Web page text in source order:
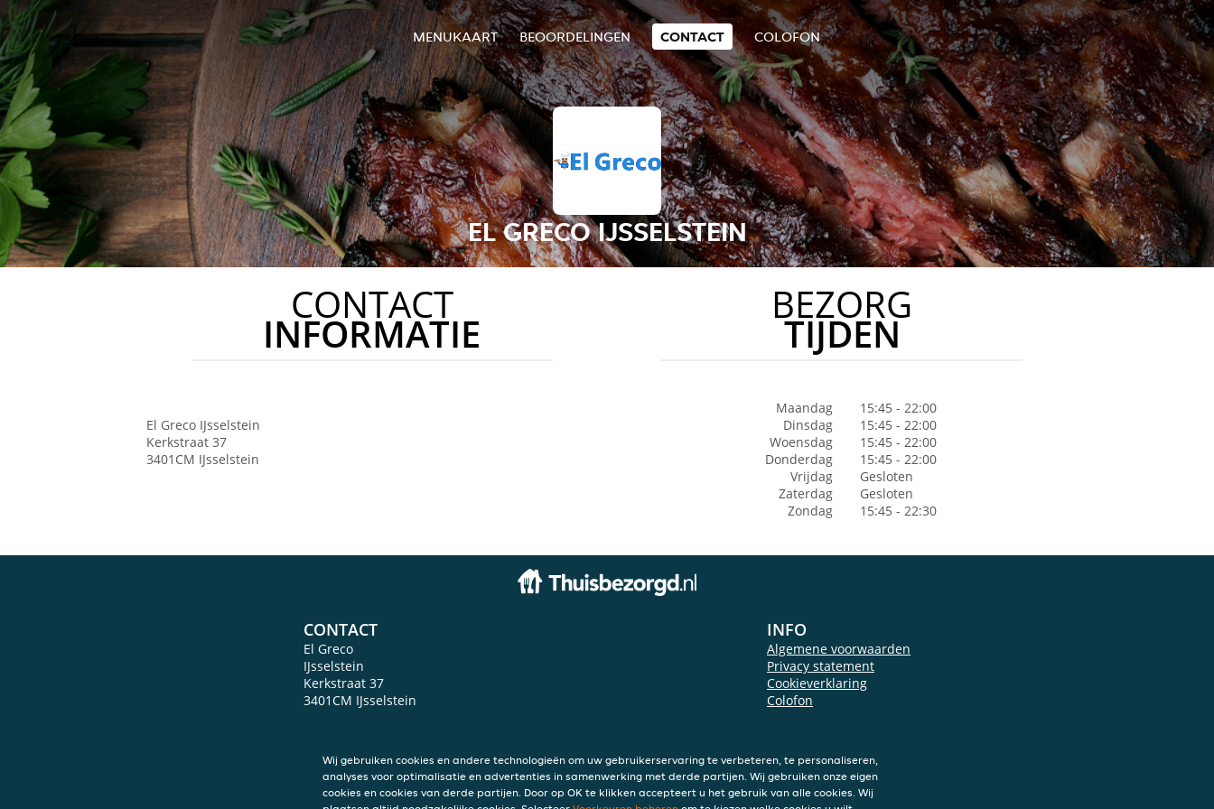
MENUKAART BEOORDELINGEN CONTACT COLOFON
EL GRECO IJSSELSTEIN
CONTACT
INFORMATIE
El Greco IJsselstein
Kerkstraat 37
3401CM IJsselstein
BEZORG
TIJDEN
Maandag
15:45 - 22:00
Dinsdag
15:45 - 22:00
Woensdag
15:45 - 22:00
Donderdag
15:45 - 22:00
Vrijdag
Gesloten
Zaterdag
Gesloten
Zondag
15:45 - 22:30
CONTACT
El Greco
IJsselstein
Kerkstraat 37
3401CM IJsselstein
INFO
Algemene voorwaarden
Privacy statement
Cookieverklaring
Colofon
Wij gebruiken cookies en andere technologieën om uw gebruikerservaring te verbeteren, te personaliseren,
analyses voor optimalisatie en advertenties in samenwerking met derde partijen. Wij gebruiken onze eigen
cookies en cookies van derde partijen. Door op OK te klikken accepteert u het gebruik van alle cookies. Wij